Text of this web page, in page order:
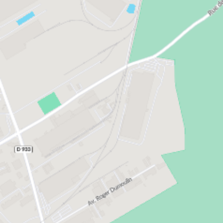
Caluire-et-Cuire
Ambérieu-en-Bugey
Décines-Charpieu
l'axe Paris-Lille. Elle fait partie d’Amiens Métropole,
une intercommunalité comportant pas moins de 39
communes.
Amiens, une ville appréciée pour sa
La ville idéale de Jules Verne allie tradition et
modernité. Son riche patrimoine, à l'image de la
cathédrale Notre-Dame, cohabite avec l'art
contemporain qui a pris ses marques, un peu
partout dans la ville, au cours des dernières années.
Amiens est ainsi sillonnée par un parcours d’art
contemporain comprenant 12 lieux et 12 artistes.
On peut notamment admirer les gravures de Clara
Gaget au Centre Culturel Léo Lagrange, la fameuse